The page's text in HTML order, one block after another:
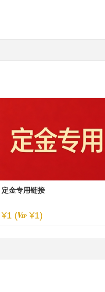
定金专用链接
¥1 ( ¥1)